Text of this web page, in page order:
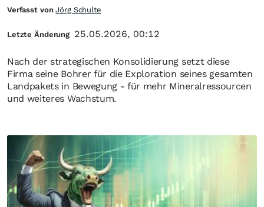
Nach der strategischen Konsolidierung setzt diese
Firma seine Bohrer für die Exploration seines gesamten
Landpakets in Bewegung - für mehr Mineralressourcen
und weiteres Wachstum.
Verfasst vonJörg Schulte
Letzte Änderung 25.05.2026, 00:12